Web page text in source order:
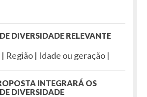
DIVERSIDADE RELEVANTE
Região | Idade ou geração |
INTEGRARÁ OS
DIVERSIDADE